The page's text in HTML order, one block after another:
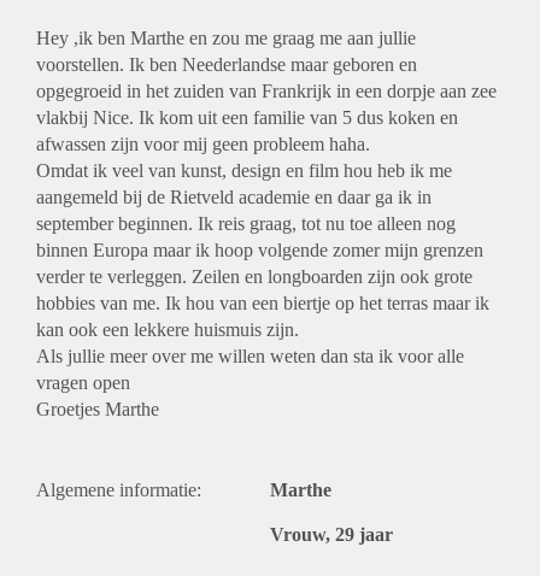
Hey ,ik ben Marthe en zou me graag me aan jullie
voorstellen. Ik ben Neederlandse maar geboren en
opgegroeid in het zuiden van Frankrijk in een dorpje aan zee
vlakbij Nice. Ik kom uit een familie van 5 dus koken en
afwassen zijn voor mij geen probleem haha.
Omdat ik veel van kunst, design en film hou heb ik me
aangemeld bij de Rietveld academie en daar ga ik in
september beginnen. Ik reis graag, tot nu toe alleen nog
binnen Europa maar ik hoop volgende zomer mijn grenzen
verder te verleggen. Zeilen en longboarden zijn ook grote
hobbies van me. Ik hou van een biertje op het terras maar ik
kan ook een lekkere huismuis zijn.
Als jullie meer over me willen weten dan sta ik voor alle
vragen open
Groetjes Marthe
Algemene informatie: Marthe
Vrouw, 29 jaar